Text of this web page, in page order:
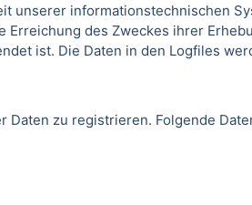
unserer informationstechnischen
Erreichung des Zweckes ihrer
ist. Die Daten in den Logfiles
zu registrieren. Folgende